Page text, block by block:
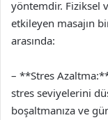
yöntemdir. Fiziksel
etkileyen masajın
arasında:
– **Stres
stres seviyelerini
boşaltmanıza ve